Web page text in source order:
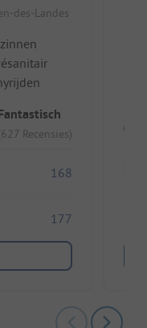
des-Landes
Recensies)
168
177